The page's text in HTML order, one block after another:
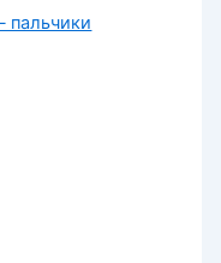
пальчики